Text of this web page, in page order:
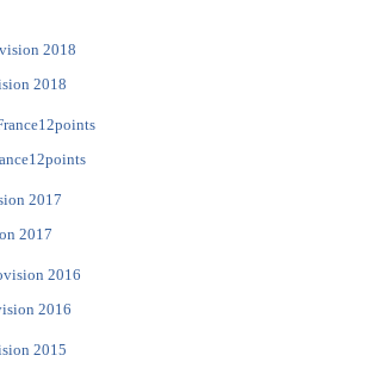
2018
2017
2016